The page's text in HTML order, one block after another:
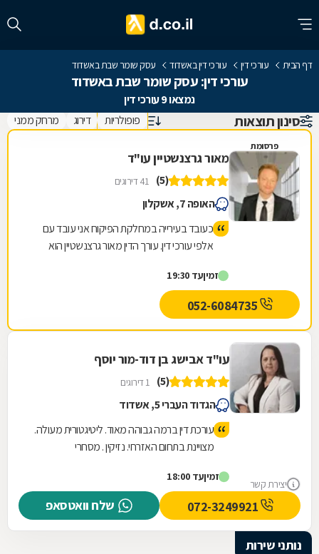
דף הבית עורכי דין עורכי דין באשדוד עסק שומר שבת באשדוד
עורכי דין: עסק שומר שבת באשדוד
נמצאו 9 עורכי דין
סינון תוצאות פופולריות דירוג מרחק ממני
פרסומת
מאור גרצנשטיין עו"ד
(5) 41 דירוגים
האופה 7, אשקלון
כעובד בעירייה במחלקת הפיקוח אני עובד עם
אלפי עורכי דין. עורך הדין מאור גרצנשטיין הוא
ממליצה עליו ואני ממליץ עליו. תודה רבה!
זמיןעד 19:30
יצירת קשר
עו"ד אבישג בן דוד-מור יוסף
(5) 1 דירוגים
הגדוד העברי 5, אשדוד
עורכת דין ברמה גבוהה מאוד. ליטיגטורית מעולה.
מצויינת בתחום האזרחי. נזיקין . מסחרי
זמיןעד 18:00
שלח וואטסאפ
נותני שירות